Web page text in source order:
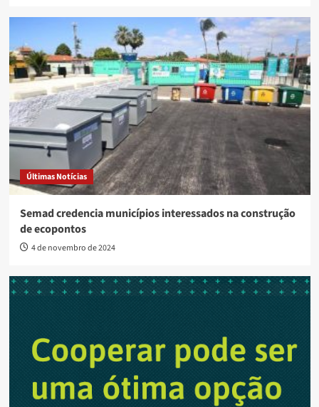
Últimas Notícias
Semad credencia municípios interessados na construção
de ecopontos
4 de novembro de 2024